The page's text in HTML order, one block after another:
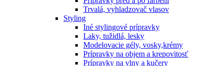
Trvalá, vyhladzovač vlasov
Styling
Iné stylingové prípravky
Laky, tužidlá, lesky
Modelovacie gély, vosky,krémy
Prípravky na objem a krepovitosť
Prípravky na vlny a kučery